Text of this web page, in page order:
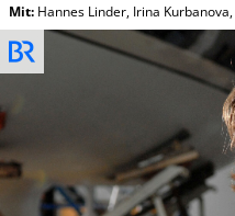
Mit: Hannes Linder, Irina Kurbanova,